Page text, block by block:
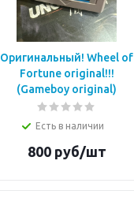
Оригинальный! Wheel of
Fortune original!!!
(Gameboy original)
Есть в наличии
800руб/шт